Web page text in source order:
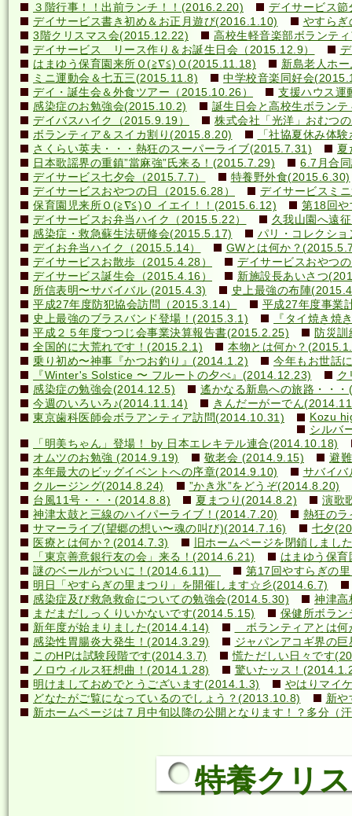
３階行事！！出前ランチ！！(2016.2.20)
デイサービス
デイサービス書き初め＆お正月遊び(2016.1.10)
やすら
3階クリスマス会(2015.12.22)
高校生軽音楽部ボランテ
デイサービス リース作り＆お誕生日会（2015.12.9）
はまゆう保育園来所Ｏ(≧∇≦)Ｏ(2015.11.18)
新島老人ホ
ミニ運動会＆七五三(2015.11.8)
中学校音楽同好会
デイ・誕生会＆外食ツアー（2015.10.26）
支援ハウス運
感染症のお勉強会(2015.10.2)
誕生日会と高校生ボラン
デイバスハイク（2015.9.19）
株式会社「光洋」おむつ
ボランティア＆スイカ割り(2015.8.20)
「社協夏休み体
さくらい英夫・・・熱狂のスーパーライブ(2015.7.31)
夏
日本歌謡界の重鎮”當麻強”氏来る！(2015.7.29)
6.7月合
デイサービス七夕会（2015.7.7）
特養野外食(2015.6.30)
デイサービスおやつの日（2015.6.28）
デイサービスミ
保育園児来所Ｏ(≧∇≦)Ｏ イエイ！！(2015.6.12)
第18回
デイサービスお弁当ハイク（2015.5.22）
久我山園へ遠
感染症・救急蘇生法研修会(2015.5.17)
パリ・コレクシ
デイお弁当ハイク（2015.5.14）
GWとは何か？
デイサービスお散歩（2015.4.28）
デイサービスおやつ
デイサービス誕生会（2015.4.16）
新施設長あいさつ
所信表明〜サバイバル (2015.4.3)
史上最強の布陣
平成27年度防犯協会訪問（2015.3.14）
平成27年度事業
史上最強のブラスバンド登場！(2015.3.1)
『タイ焼き焼
平成２５年度つつじ会事業決算報告書(2015.2.25)
防災
全国的に大荒れです！(2015.2.1)
本物とは何か？
乗り初め〜神事『かつお釣り』(2014.1.2)
今年もお世話
『Winter's Solstice 〜 フルートの夕べ』(2014.12.23)
ク
感染症の勉強会(2014.12.5)
遙かなる新島への旅路・・
今週のいろいろ♪(2014.11.14)
きんだーがーでん
東京歯科医師会ボラアンティア訪問(2014.10.31)
Kozu
シルバ
「明美ちゃん」登場！ by 日本エレキテル連合(2014.10.18)
オムツのお勉強 (2014.9.19)
敬老会 (2014.9.15)
避
本年最大のビッグイベントへの序章(2014.9.10)
サバイ
クルージング(2014.8.24)
”かき氷”をどうぞ(2014.8.20)
台風11号・・・(2014.8.8)
夏まつり(2014.8.2)
演歌
神津太鼓と三線のハイパーライブ！(2014.7.20)
熱狂の
サマーライブ(望郷の想い〜魂の叫び)(2014.7.16)
七夕
医療とは何か？(2014.7.3)
旧ホームページを閉鎖しまし
「東京善意銀行友の会」来る！(2014.6.21)
はまゆう保
謎のベールがついに！(2014.6.11)
第17回やすらぎの
明日「やすらぎの里まつり」を開催します☆彡(2014.6.7)
感染症及び救急救命についての勉強会(2014.5.30)
神津高
まだまだしっくりいかないです(2014.5.15)
保健所ボラ
新年度が始まりました(2014.4.14)
ボランティアとは
感染性胃腸炎大発生！(2014.3.29)
ジャパンアコギ界の
このHPは試験段階です(2014.3.7)
慌ただしい日々です
ノロウィルス狂想曲！(2014.1.28)
驚いたッス！
明けましておめでとうございます(2014.1.3)
やはりマイ
どなたがご覧になっているのでしょう？(2013.10.8)
新や
新ホームページは７月中旬以降の公開となります！？多分
特養クリ